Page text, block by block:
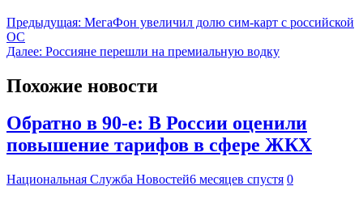
Предыдущая: МегаФон увеличил долю сим‑карт с российской
ОС
Далее: Россияне перешли на премиальную водку
Похожие новости
Обратно в 90-е: В России оценили
повышение тарифов в сфере ЖКХ
Национальная Служба Новостей6 месяцев спустя 0